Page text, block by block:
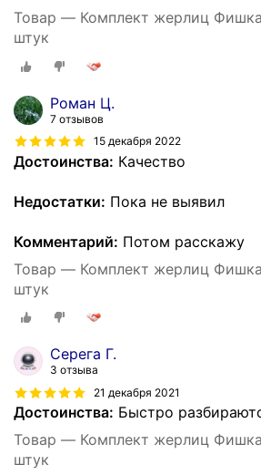
Товар — Комплект жерлиц
штук
Роман Ц.
7 отзывов
15 декабря 2022
Достоинства: Качество
Недостатки: Пока не выявил
Комментарий: Потом расскажу
Товар — Комплект жерлиц
штук
Серега Г.
3 отзыва
21 декабря 2021
Достоинства: Быстро
Товар — Комплект жерлиц
штук